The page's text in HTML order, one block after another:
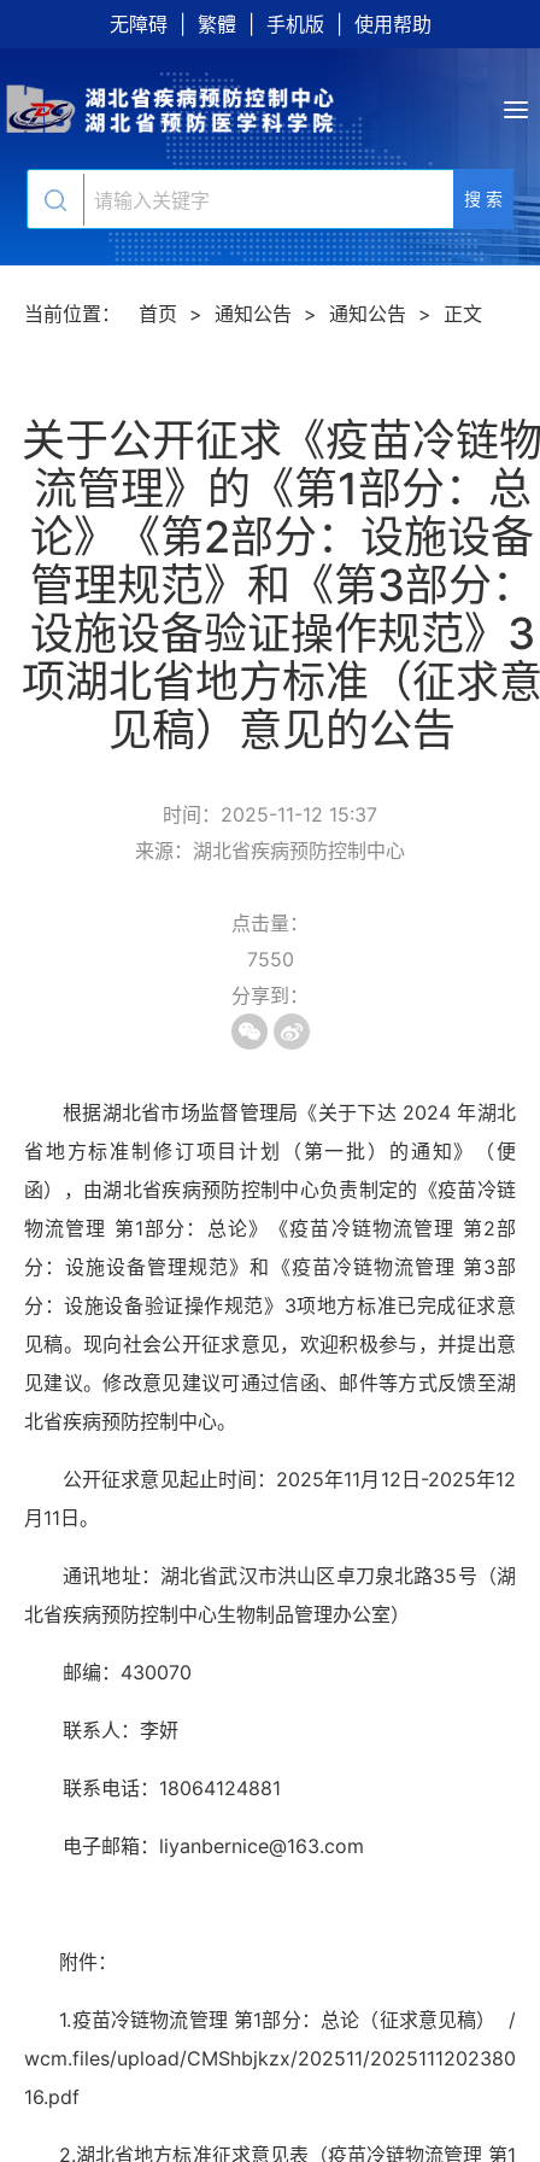
无障碍 繁體 手机版 使用帮助
搜 索
当前位置： 首页 > 通知公告 > 通知公告 > 正文
关于公开征求《疫苗冷链
流管理》的《第1部分：总
论》《第2部分：设施设备
管理规范》和《第3部分：
设施设备验证操作规范》3
项湖北省地方标准（征求
见稿）意见的公告
时间：2025-11-12 15:37
来源：湖北省疾病预防控制中心
点击量：
7550
分享到：
根据湖北省市场监督管理局《关于下达 2024 年湖北
省地方标准制修订项目计划（第一批）的通知》（便
函）
，由湖北省疾病预防控制中心负责制定的《疫苗冷链
物流管理 第1部分：总论》《疫苗冷链物流管理 第2部
分：设施设备管理规范》和《疫苗冷链物流管理 第3部
分：设施设备验证操作规范》 3项地方标准已完成征求意
见稿。现向社会公开征求意见，欢迎积极参与，并提出意
见建议。修改意见建议可通过信函、邮件等方式反馈至湖
北省疾病预防控制中心。
公开征求意见起止时间： 2025年11月 12 日 -2025年12
月 11 日。
通讯地址：湖北省武汉市洪山区卓刀泉北路35号（湖
北省疾病预防控制中心生物制品管理办公室）
邮编： 430070
联系人：李妍
联系电话： 18064124881
电子邮箱： liyanbernice@163.com
附件：
1.疫苗冷链物流管理 第1部分：总论（征求意见稿） /
wcm.files/upload/CMShbjkzx/202511/2025111202380
16.pdf
2.湖北省地方标准征求意见表（疫苗冷链物流管理 第1